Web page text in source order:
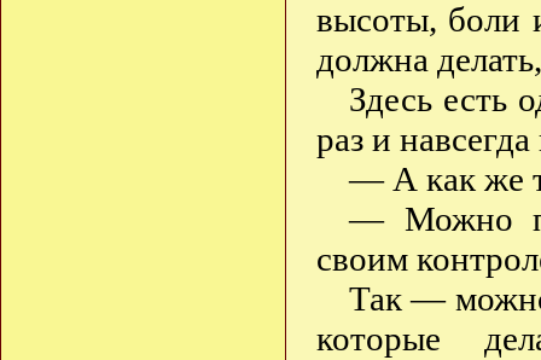
высоты, боли
должна
Здесь есть
раз и
— А как же
— Можно
своим
Так —
которые